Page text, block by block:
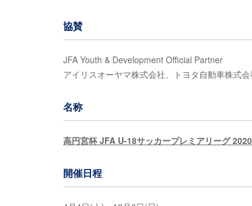
協賛
JFA Youth & Development Official Partner
アイリスオーヤマ株式会社、トヨタ自動車株式
名称
高円宮杯 JFA U-18サッカープレミアリーグ 2020
開催日程